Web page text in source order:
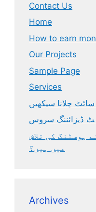
Contact Us
Home
How to earn
Our Projects
Sample Page
Services
چلانا سیکھیں
ڈیزائننگ سروس
ہوسٹنگ کی تلاش
میں ہیں؟
Archives